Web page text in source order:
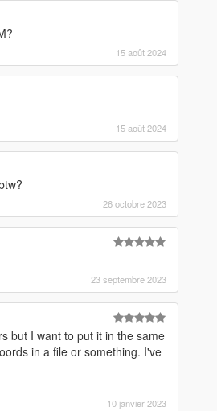
15 août 2024
15 août 2024
26 octobre 2023
23 septembre 2023
but I want to put it in the same
in a file or something. I've
10 janvier 2023